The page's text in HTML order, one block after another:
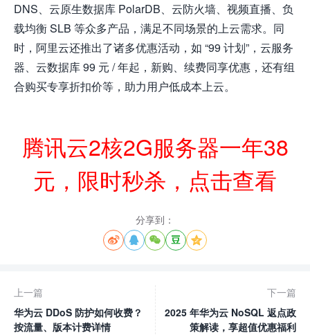
DNS、云原生数据库 PolarDB、云防火墙、视频直播、负
载均衡 SLB 等众多产品，满足不同场景的上云需求。同
时，阿里云还推出了诸多优惠活动，如 “99 计划”，云服务
器、云数据库 99 元 / 年起，新购、续费同享优惠，还有组
合购买专享折扣价等，助力用户低成本上云。
腾讯云2核2G服务器一年38
元，限时秒杀，点击查看
分享到：
    
上一篇
华为云 DDoS 防护如何收费？
按流量、版本计费详情
下一篇
2025 年华为云 NoSQL 返点政
策解读，享超值优惠福利